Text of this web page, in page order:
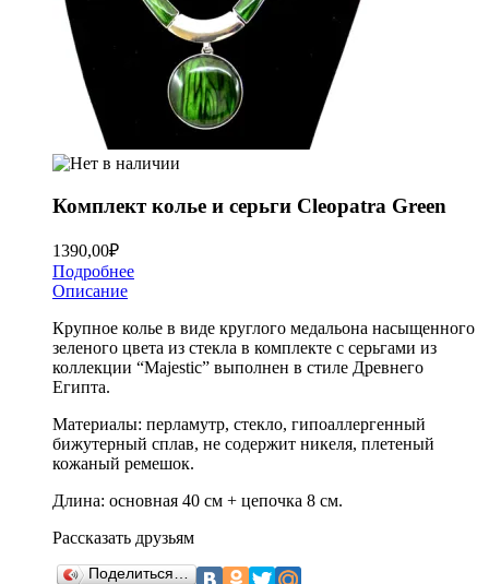
Комплект колье и серьги Cleopatra Green
1390,00₽
Подробнее
Описание
Крупное колье в виде круглого медальона насыщенного
зеленого цвета из стекла в комплекте с серьгами из
коллекции “Majestic” выполнен в стиле Древнего
Египта.
Материалы: перламутр, стекло, гипоаллергенный
бижутерный сплав, не содержит никеля, плетеный
кожаный ремешок.
Длина: основная 40 см + цепочка 8 см.
Рассказать друзьям
Поделиться…